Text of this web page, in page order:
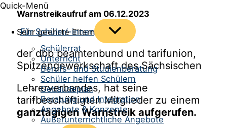
Quick-Menü
Für Schüler/-innen
Menü
umschalten
Schülerrat
Unterricht
Berufs- und Studienberatung
Schüler helfen Schülern
Gebäudeplan
Beratung und Integration
Angebote & Konzepte
Außerunterrichtliche Angebote
Warnstreikaufruf am 06.12.2023
Sehr geehrte Eltern,
der dbb beamtenbund und tarifunion,
Spitzengewerkschaft des Sächsischen
Lehrerverbandes, hat seine
tarifbeschäftigten Mitglieder zu einem
ganztägigen Warnstreik aufgerufen.